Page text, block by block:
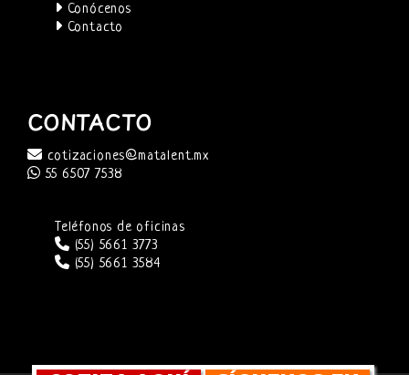
Conócenos
Contacto
CONTACTO
cotizaciones@matalent.mx
55 6507 7538
Teléfonos de oficinas
(55) 5661 3773
(55) 5661 3584